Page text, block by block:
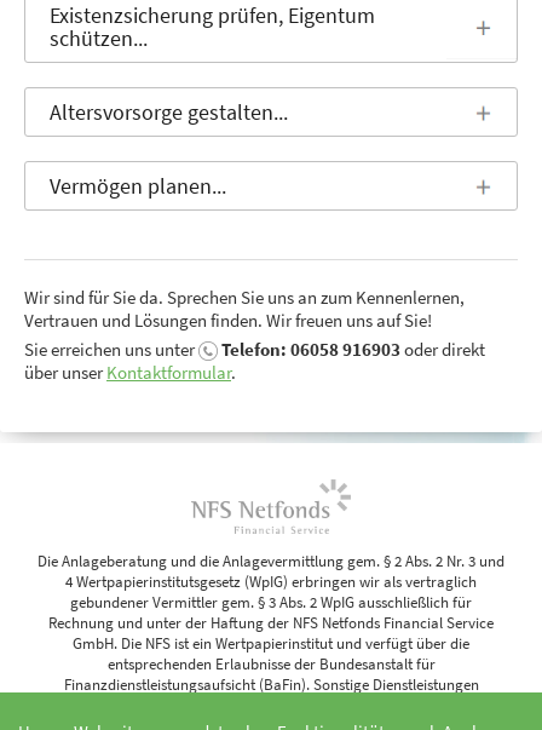
Existenzsicherung prüfen, Eigentum
schützen...
Altersvorsorge gestalten...
Vermögen planen...
Wir sind für Sie da. Sprechen Sie uns an zum Kennenlernen,
Vertrauen und Lösungen finden. Wir freuen uns auf Sie!
Sie erreichen uns unter
Telefon: 06058 916903oder direkt
über unserKontaktformular.
Die Anlageberatung und die Anlagevermittlung gem. § 2 Abs. 2 Nr. 3 und
4 Wertpapierinstitutsgesetz (WpIG) erbringen wir als vertraglich
gebundener Vermittler gem. § 3 Abs. 2 WpIG ausschließlich für
Rechnung und unter der Haftung der NFS Netfonds Financial Service
GmbH. Die NFS ist ein Wertpapierinstitut und verfügt über die
entsprechenden Erlaubnisse der Bundesanstalt für
Finanzdienstleistungsaufsicht (BaFin). Sonstige Dienstleistungen